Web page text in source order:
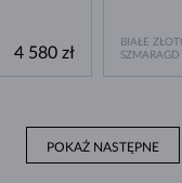
4 580 zł
BIAŁE
POKAŻ NASTĘPNE